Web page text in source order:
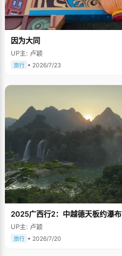
因为大同
UP主: 卢颖
旅行 • 2026/7/23
2025广西行2：中越德天板约瀑布
UP主: 卢颖
旅行 • 2026/7/20